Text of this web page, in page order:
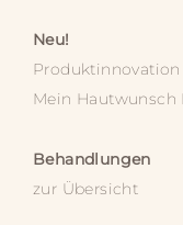
Neu!
Mein Hautwunsch
Behandlungen
zur Übersicht